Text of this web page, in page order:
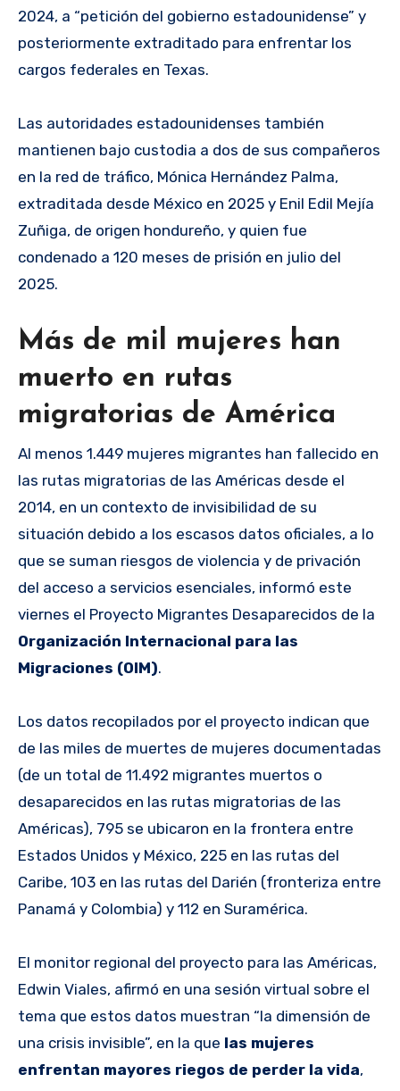
2024, a “petición del gobierno estadounidense” y
posteriormente extraditado para enfrentar los
cargos federales en Texas.
Las autoridades estadounidenses también
mantienen bajo custodia a dos de sus compañeros
en la red de tráfico, Mónica Hernández Palma,
extraditada desde México en 2025 y Enil Edil Mejía
Zuñiga, de origen hondureño, y quien fue
condenado a 120 meses de prisión en julio del
2025.
Más de mil mujeres han
muerto en rutas
migratorias de América
Al menos 1.449 mujeres migrantes han fallecido en
las rutas migratorias de las Américas desde el
2014, en un contexto de invisibilidad de su
situación debido a los escasos datos oficiales, a lo
que se suman riesgos de violencia y de privación
del acceso a servicios esenciales, informó este
viernes el Proyecto Migrantes Desaparecidos de la
Organización Internacional para las
Migraciones (OIM).
Los datos recopilados por el proyecto indican que
de las miles de muertes de mujeres documentadas
(de un total de 11.492 migrantes muertos o
desaparecidos en las rutas migratorias de las
Américas), 795 se ubicaron en la frontera entre
Estados Unidos y México, 225 en las rutas del
Caribe, 103 en las rutas del Darién (fronteriza entre
Panamá y Colombia) y 112 en Suramérica.
El monitor regional del proyecto para las Américas,
Edwin Viales, afirmó en una sesión virtual sobre el
tema que estos datos muestran “la dimensión de
una crisis invisible”, en la que las mujeres
enfrentan mayores riegos de perder la vida,